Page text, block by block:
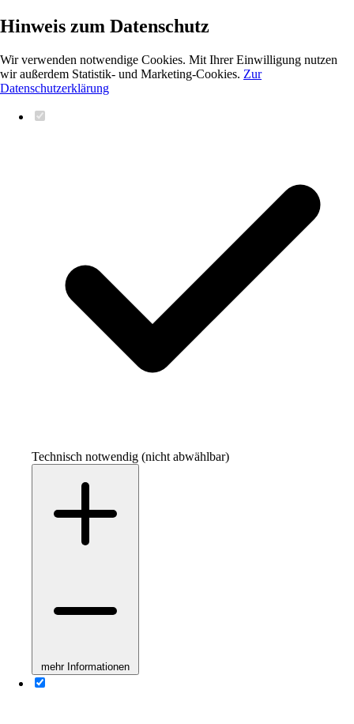
Hinweis zum Datenschutz
Wir verwenden notwendige Cookies. Mit Ihrer Einwilligung nutzen
wir außerdem Statistik- und Marketing-Cookies. Zur
Datenschutzerklärung
Technisch notwendig (nicht abwählbar)
mehr Informationen